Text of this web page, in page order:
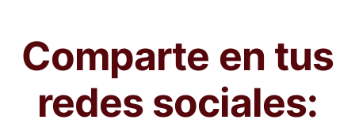
Comparte en tus
redes sociales: